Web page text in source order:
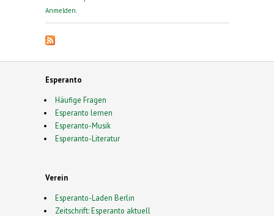
Anmelden
Esperanto
Häufige Fragen
Esperanto lernen
Esperanto-Musik
Esperanto-Literatur
Verein
Esperanto-Laden Berlin
Zeitschrift: Esperanto aktuell